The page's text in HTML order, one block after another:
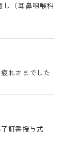
し（耳鼻咽喉科
れさまでした
証書授与式